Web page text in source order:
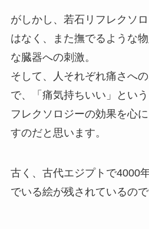
がしかし、若石リフレクソ
はなく、また撫でるような
な臓器への刺激。
そして、人それぞれ痛さへ
で、「痛気持ちいい」とい
フレクソロジーの効果を心
すのだと思います。
古く、古代エジプトで4000
でいる絵が残されているので